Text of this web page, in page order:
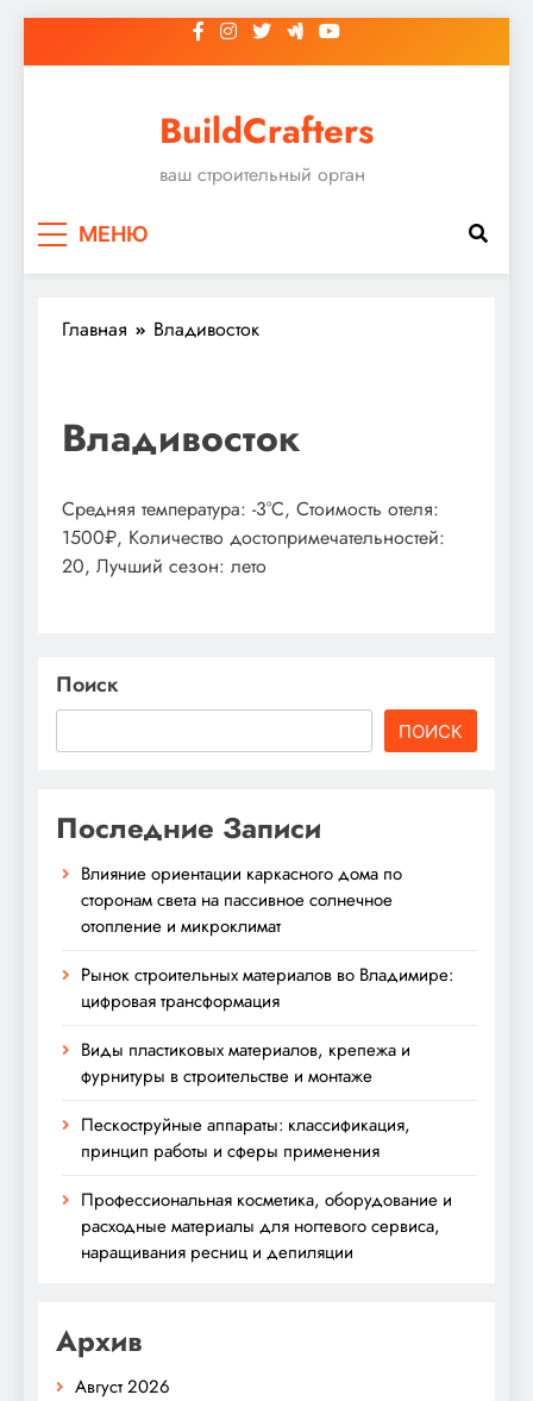
к
BuildCrafters
ваш строительный орган
МЕНЮ
Главная Владивосток
Владивосток
Средняя температура: -3°C, Стоимость отеля:
1500₽, Количество достопримечательностей:
20, Лучший сезон: лето
Поиск
ПОИСК
Последние Записи
Влияние ориентации каркасного дома по
сторонам света на пассивное солнечное
отопление и микроклимат
Рынок строительных материалов во Владимире:
цифровая трансформация
Виды пластиковых материалов, крепежа и
фурнитуры в строительстве и монтаже
Пескоструйные аппараты: классификация,
принцип работы и сферы применения
Профессиональная косметика, оборудование и
расходные материалы для ногтевого сервиса,
наращивания ресниц и депиляции
Архив
Август 2026